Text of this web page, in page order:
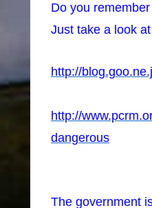
Do you
Just take a look
http://
http://
dangerous
The government